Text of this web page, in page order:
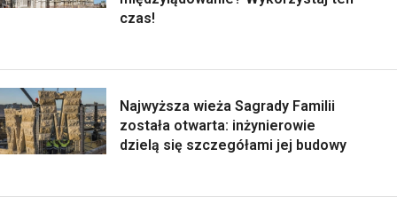
czas!
Najwyższa wieża Sagrady Familii
została otwarta: inżynierowie
dzielą się szczegółami jej budowy